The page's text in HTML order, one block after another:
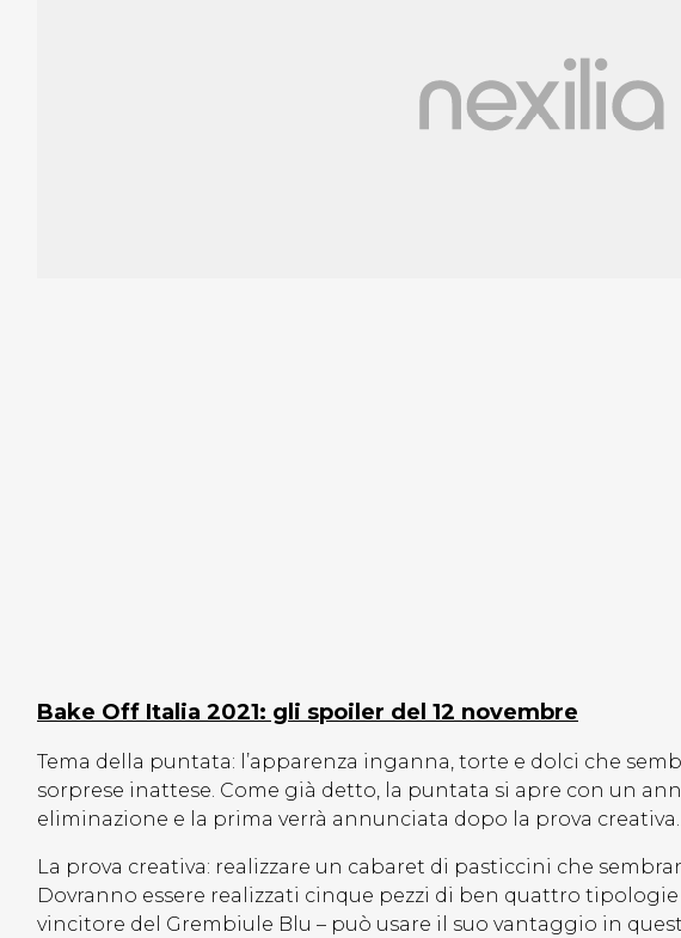
Bake Off Italia 2021: gli spoiler del 12 novembre
Tema della puntata: l’apparenza inganna, torte e dolci che
sorprese inattese. Come già detto, la puntata si apre con un
eliminazione e la prima verrà annunciata dopo la prova creativa.
La prova creativa: realizzare un cabaret di pasticcini che
Dovranno essere realizzati cinque pezzi di ben quattro
vincitore del Grembiule Blu – può usare il suo vantaggio in